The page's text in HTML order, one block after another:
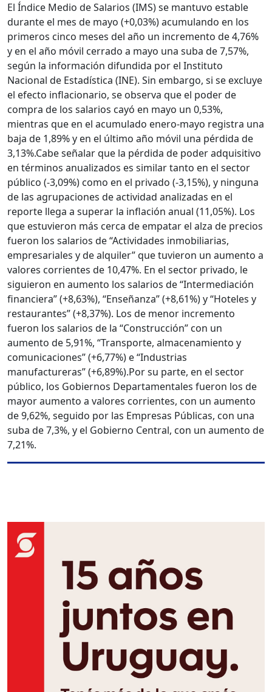
El Índice Medio de Salarios (IMS) se mantuvo estable
durante el mes de mayo (+0,03%) acumulando en los
primeros cinco meses del año un incremento de 4,76%
y en el año móvil cerrado a mayo una suba de 7,57%,
según la información difundida por el Instituto
Nacional de Estadística (INE). Sin embargo, si se excluye
el efecto inflacionario, se observa que el poder de
compra de los salarios cayó en mayo un 0,53%,
mientras que en el acumulado enero-mayo registra una
baja de 1,89% y en el último año móvil una pérdida de
3,13%.Cabe señalar que la pérdida de poder adquisitivo
en términos anualizados es similar tanto en el sector
público (-3,09%) como en el privado (-3,15%), y ninguna
de las agrupaciones de actividad analizadas en el
reporte llega a superar la inflación anual (11,05%). Los
que estuvieron más cerca de empatar el alza de precios
fueron los salarios de “Actividades inmobiliarias,
empresariales y de alquiler” que tuvieron un aumento a
valores corrientes de 10,47%. En el sector privado, le
siguieron en aumento los salarios de “Intermediación
financiera” (+8,63%), “Enseñanza” (+8,61%) y “Hoteles y
restaurantes” (+8,37%). Los de menor incremento
fueron los salarios de la “Construcción” con un
aumento de 5,91%, “Transporte, almacenamiento y
comunicaciones” (+6,77%) e “Industrias
manufactureras” (+6,89%).Por su parte, en el sector
público, los Gobiernos Departamentales fueron los de
mayor aumento a valores corrientes, con un aumento
de 9,62%, seguido por las Empresas Públicas, con una
suba de 7,3%, y el Gobierno Central, con un aumento de
7,21%.